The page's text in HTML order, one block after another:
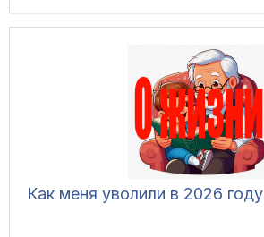
Как меня уволили в 2026 году